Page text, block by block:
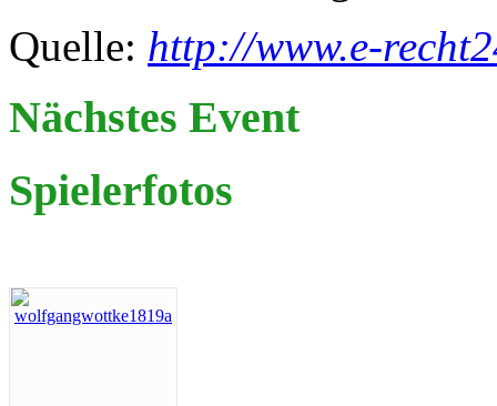
Quelle: http://www.e-
Nächstes Event
Spielerfotos